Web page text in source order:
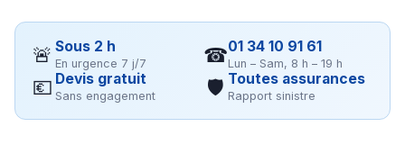
🚨 Sous 2 h
En urgence 7 j/7 ☎01 34 10 91 61
Lun – Sam, 8 h – 19 h
💶 Devis gratuit
Sans engagement 🛡 Toutes assurances
Rapport sinistre